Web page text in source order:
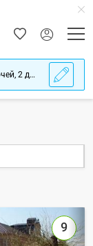
Чорногорія, виліт 12.08.2026 - 19.08.2026 , 7 - 14 ночей, 2 дорослих
9